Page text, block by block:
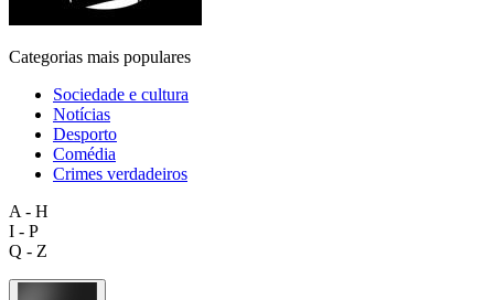
Categorias mais populares
Sociedade e cultura
Notícias
Desporto
Comédia
Crimes verdadeiros
A - H
I - P
Q - Z